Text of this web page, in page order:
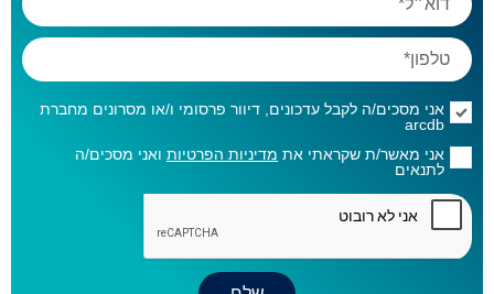
אני מסכים/ה לקבל עדכונים, דיוור פרסומי ו/או מסרונים מחברת
arcdb
אני מאשר/ת שקראתי את מדיניות הפרטיות ואני מסכים/ה
לתנאים